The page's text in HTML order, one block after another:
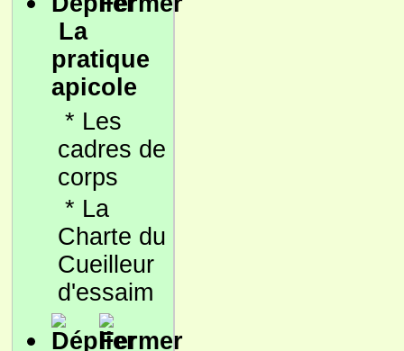
La
pratique
apicole
* Les
cadres de
corps
* La
Charte du
Cueilleur
d'essaim